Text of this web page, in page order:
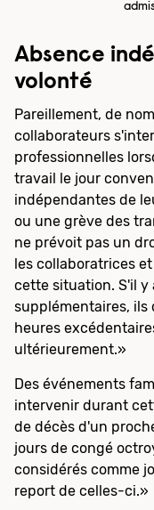
Absence
volonté
Pareillement, de
collaborateurs
professionnelles
travail le jour
indépendantes de
ou une grève des
ne prévoit pas un
les collaboratrices
cette situation. S'il y
supplémentaires, ils
heures
ultérieurement.»
Des événements
intervenir durant
de décès d'un
jours de congé
considérés comme
report de celles-ci.»